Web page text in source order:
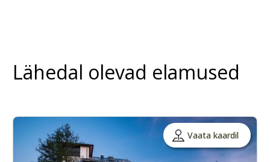
Lähedal olevad elamused
Vaata kaardil